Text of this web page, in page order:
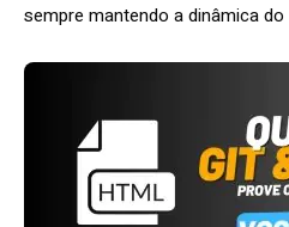
sempre mantendo a dinâmica do